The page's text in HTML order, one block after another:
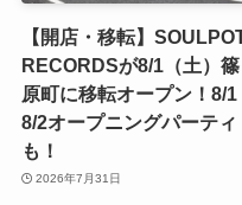
【開店・移転】
RECORDSが8/1（土）篠
原町に移転オープン！8/1
8/2オープニングパーティ
も！
2026年7月31日